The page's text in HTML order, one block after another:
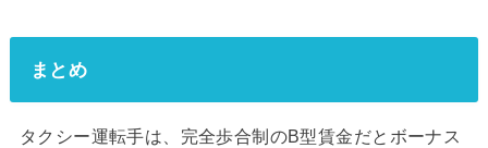
まとめ
タクシー運転手は、完全歩合制のB型賃金だとボーナス